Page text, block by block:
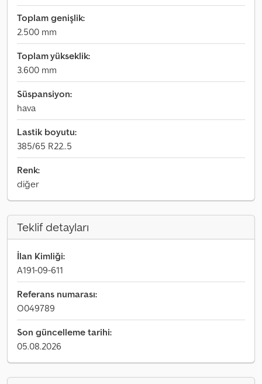
Toplam genişlik:
2.500 mm
Toplam yükseklik:
3.600 mm
Süspansiyon:
hava
Lastik boyutu:
385/65 R22..5
Renk:
diğer
Teklif detayları
İlan Kimliği:
A191-09-611
Referans numarası:
O049789
Son güncelleme tarihi:
05.08.2026